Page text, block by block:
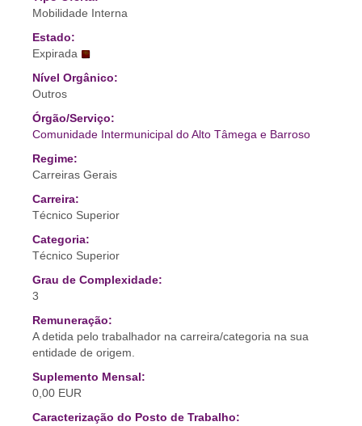
Mobilidade Interna
Estado:
Expirada
Nível Orgânico:
Outros
Órgão/Serviço:
Comunidade Intermunicipal do Alto Tâmega e Barroso
Regime:
Carreiras Gerais
Carreira:
Técnico Superior
Categoria:
Técnico Superior
Grau de Complexidade:
3
Remuneração:
A detida pelo trabalhador na carreira/categoria na sua
entidade de origem.
Suplemento Mensal:
0,00 EUR
Caracterização do Posto de Trabalho: